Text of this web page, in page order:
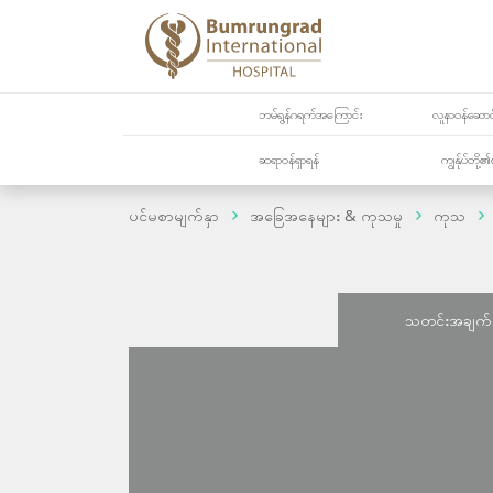
ဘမ်ရွန်ဂရက်အကြောင်း လူနာဝန်ဆော
ဆရာဝန်ရှာရန် ကျွန်ုပ်တို့၏
ပင်မစာမျက်နှာ အခြေအနေများ & ကုသမှု ကုသ
သတင်းအခ